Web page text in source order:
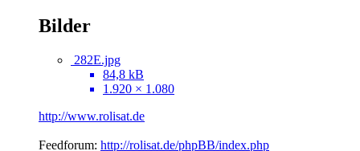
Bilder
282E.jpg
84,8 kB
1.920 × 1.080
http://www.rolisat.de
Feedforum: http://rolisat.de/phpBB/index.php